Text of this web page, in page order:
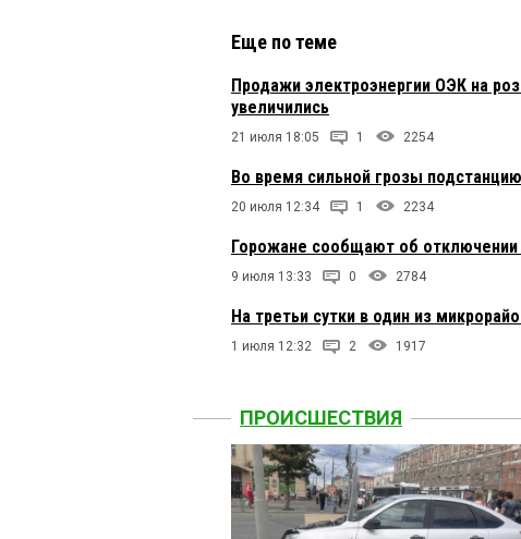
Еще по теме
Продажи электроэнергии ОЭК на
увеличились
21 июля 18:05 1 2254
Во время сильной грозы
20 июля 12:34 1 2234
Горожане сообщают об отключении
9 июля 13:33 0 2784
На третьи сутки в один из
1 июля 12:32 2 1917
ПРОИСШЕСТВИЯ